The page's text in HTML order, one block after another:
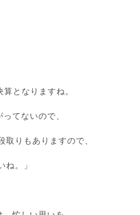
算となりますね。
てないので、
りもありますので、
ね。」